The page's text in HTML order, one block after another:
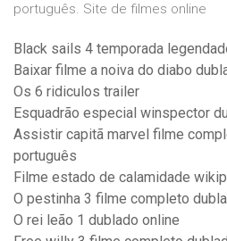
português. Site de filmes online
Black sails 4 temporada
Baixar filme a noiva do diabo
Os 6 ridiculos trailer
Esquadrão especial winspector
Assistir capitã marvel filme
português
Filme estado de calamidade
O pestinha 3 filme completo
O rei leão 1 dublado online